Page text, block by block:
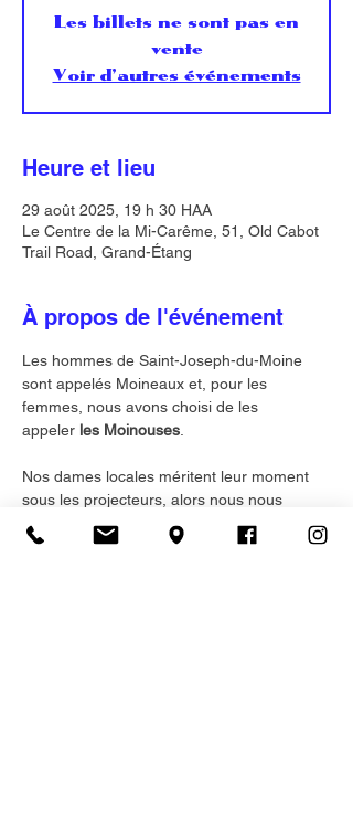
Les billets ne sont pas en
vente
Voir d'autres événements
Heure et lieu
29 août 2025, 19 h 30 HAA
Le Centre de la Mi-Carême, 51, Old Cabot
Trail Road, Grand-Étang
À propos de l'événement
Les hommes de Saint-Joseph-du-Moine
sont appelés Moineaux et, pour les
femmes, nous avons choisi de les
appeler les Moinouses
Nos dames locales méritent leur moment
sous les projecteurs, alors nous nous
sommes associés à quelques-unes d’entre
elles pour offrir deux vendredis soirs